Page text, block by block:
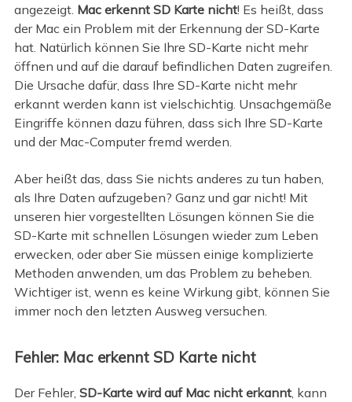
angezeigt. Mac erkennt SD Karte nicht! Es heißt, dass
der Mac ein Problem mit der Erkennung der SD-Karte
hat. Natürlich können Sie Ihre SD-Karte nicht mehr
öffnen und auf die darauf befindlichen Daten zugreifen.
Die Ursache dafür, dass Ihre SD-Karte nicht mehr
erkannt werden kann ist vielschichtig. Unsachgemäße
Eingriffe können dazu führen, dass sich Ihre SD-Karte
und der Mac-Computer fremd werden.
Aber heißt das, dass Sie nichts anderes zu tun haben,
als Ihre Daten aufzugeben? Ganz und gar nicht! Mit
unseren hier vorgestellten Lösungen können Sie die
SD-Karte mit schnellen Lösungen wieder zum Leben
erwecken, oder aber Sie müssen einige komplizierte
Methoden anwenden, um das Problem zu beheben.
Wichtiger ist, wenn es keine Wirkung gibt, können Sie
immer noch den letzten Ausweg versuchen.
Fehler: Mac erkennt SD Karte nicht
Der Fehler, SD-Karte wird auf Mac nicht erkannt, kann